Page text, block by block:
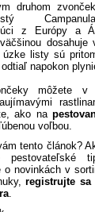
druhom
z Európy a
dosahuje
listy sú
napokon
môžete v
ako na
voľbou.
tento článok?
pestovateľské
o novinkách v
registrujte sa
.